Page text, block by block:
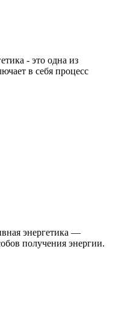
- это одна из
в себя процесс
энергетика —
получения энергии.